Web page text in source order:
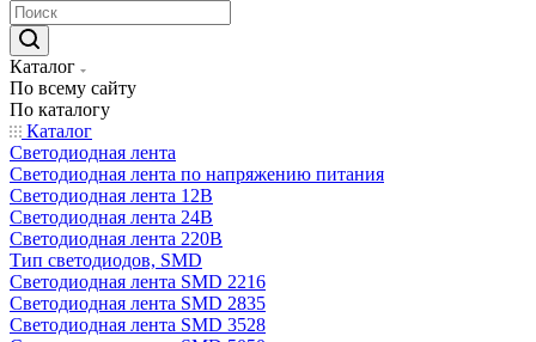
Каталог
По всему сайту
По каталогу
Каталог
Светодиодная лента
Светодиодная лента по напряжению питания
Светодиодная лента 12В
Светодиодная лента 24В
Светодиодная лента 220В
Тип светодиодов, SMD
Cветодиодная лента SMD 2216
Светодиодная лента SMD 2835
Светодиодная лента SMD 3528